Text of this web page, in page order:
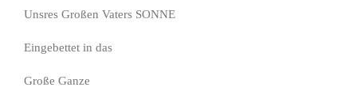
Unsres Großen Vaters SONNE
Eingebettet in das
Große Ganze